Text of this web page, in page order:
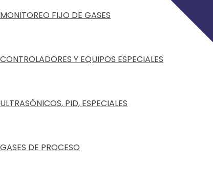
MONITOREO FIJO DE GASES
CONTROLADORES Y EQUIPOS ESPECIALES
ULTRASÓNICOS, PID, ESPECIALES
GASES DE PROCESO